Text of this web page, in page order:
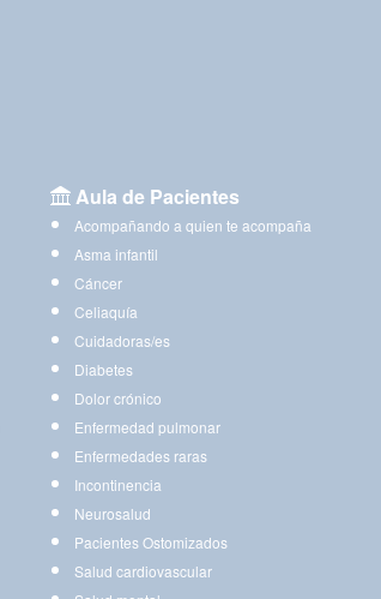
Aula de Pacientes
Acompañando a quien te acompaña
Asma infantil
Cáncer
Celiaquía
Cuidadoras/es
Diabetes
Dolor crónico
Enfermedad pulmonar
Enfermedades raras
Incontinencia
Neurosalud
Pacientes Ostomizados
Salud cardiovascular